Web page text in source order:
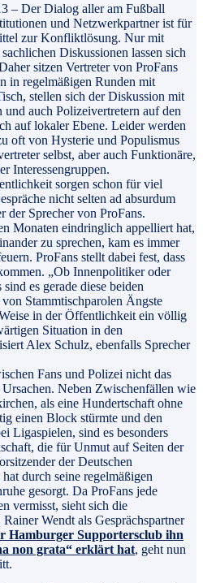
– Der Dialog aller am Fußball
und Netzwerkpartner ist für
zur Konfliktlösung. Nur mit
Diskussionen lassen sich
sitzen Vertreter von ProFans
in regelmäßigen Runden mit
stellen sich der Diskussion mit
und auch Polizeivertretern auf den
auf lokaler Ebene. Leider werden
oft von Hysterie und Populismus
selbst, aber auch Funktionäre,
Interessengruppen.
sorgen schon für viel
nicht selten ad absurdum
der Sprecher von ProFans.
Monaten eindringlich appelliert hat,
zu sprechen, kam es immer
ProFans stellt dabei fest, dass
„Ob Innenpolitiker oder
es gerade diese beiden
Stammtischparolen Ängste
in der Öffentlichkeit ein völlig
Situation in den
Alex Schulz, ebenfalls Sprecher
Fans und Polizei nicht das
Neben Zwischenfällen wie
als eine Hundertschaft ohne
einen Block stürmte und den
Ligaspielen, sind es besonders
die für Unmut auf Seiten der
der Deutschen
durch seine regelmäßigen
gesorgt. Da ProFans jede
vermisst, sieht sich die
Wendt als Gesprächspartner
Hamburger Supportersclub ihn
non grata“ erklärt hat, geht nun